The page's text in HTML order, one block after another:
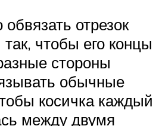
отрезок
так, чтобы его концы
стороны
обычные
косичка каждый
между двумя